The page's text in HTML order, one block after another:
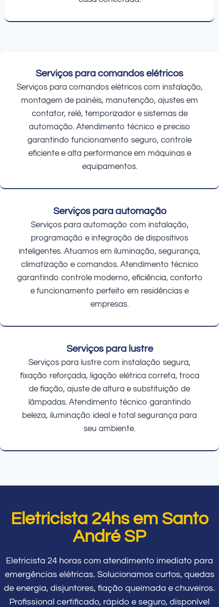
Serviços para comandos elétricos
Serviços para comandos elétricos com instalação,
montagem de painéis, manutenção, ajustes em
contator, relé, temporizador e sistemas de
automação. Atendimento técnico e preciso
garantindo funcionamento seguro, controle
eficiente e alta performance em máquinas e
equipamentos.
Serviços para automação
Serviços para automação com instalação,
programação e integração de dispositivos
inteligentes. Atuamos em iluminação, segurança,
climatização e comandos. Atendimento técnico
garantindo controle moderno, eficiência, conforto
e funcionamento perfeito em residências e
empresas.
Serviços para lustre
Serviços para lustre com instalação segura,
fixação reforçada, ligação elétrica correta, troca
de fiação, ajuste de altura e substituição de
lâmpadas. Atendimento técnico garantindo
beleza, iluminação ideal e total segurança para
seu ambiente.
Eletricista 24hs em Santo
André SP
Eletricista 24 horas com atendimento imediato para
emergências elétricas. Solucionamos curtos, quedas
de energia, disjuntores, fiação queimada e chuveiros.
Profissional certificado, rápido e seguro, disponível